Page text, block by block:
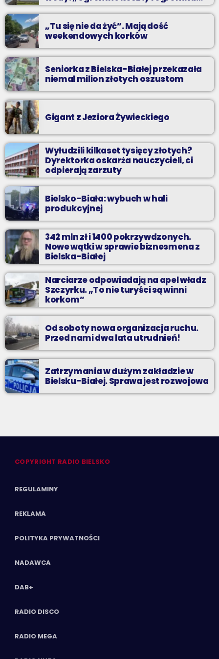
praca”
„Tu się nie da żyć”. Mają dość
weekendowych korków
Seniorka z Bielska-Białej przekazała
niemal milion złotych oszustom
Gigant z Jeziora Żywieckiego
Wyłudzili kilkaset tysięcy złotych?
Dyrektorka oskarża nauczycieli, ci
odpierają zarzuty
Bielsko-Biała: wybuch w hali
produkcyjnej
342 mln zł i 1400 pokrzywdzonych.
Nowe wątki w sprawie biznesmena z
Bielska-Białej
Narciarze odpowiadają na apel władz
Szczyrku. „To nie turyści są winni
korkom”
Od soboty nowa organizacja ruchu.
Przed nami dwa lata utrudnień!
Zatrzymania w dużym zakładzie w
Bielsku-Białej. Sprawa jest rozwojowa
COPYRIGHT RADIO BIELSKO
REGULAMINY
REKLAMA
POLITYKA PRYWATNOŚCI
NADAWCA
DAB+
RADIO DISCO
RADIO MEGA